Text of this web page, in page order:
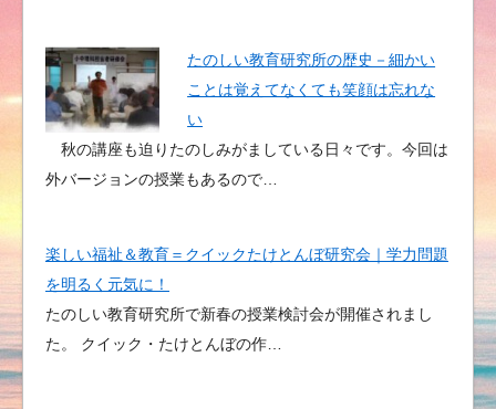
たのしい教育研究所の歴史－細かい
ことは覚えてなくても笑顔は忘れな
い
秋の講座も迫りたのしみがましている日々です。今回は
外バージョンの授業もあるので…
楽しい福祉＆教育＝クイックたけとんぼ研究会｜学力問題
を明るく元気に！
たのしい教育研究所で新春の授業検討会が開催されまし
た。 クイック・たけとんぼの作…